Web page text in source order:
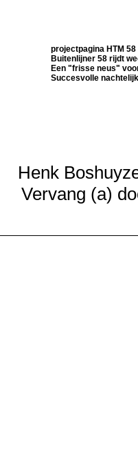
projectpagina HTM
Buitenlijner 58 rijdt
Een "frisse neus"
Succesvolle
Henk
Vervang (a)